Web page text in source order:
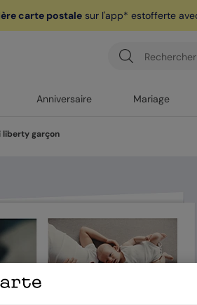
carte postalesur l'app* estofferte
Anniversaire Mariage
liberty garçon